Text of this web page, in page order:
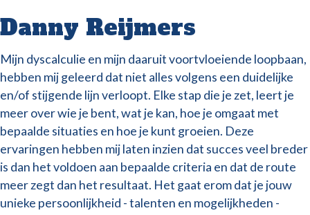
Danny Reijmers
Mijn dyscalculie en mijn daaruit voortvloeiende loopbaan,
hebben mij geleerd dat niet alles volgens een duidelijke
en/of stijgende lijn verloopt. Elke stap die je zet, leert je
meer over wie je bent, wat je kan, hoe je omgaat met
bepaalde situaties en hoe je kunt groeien. Deze
ervaringen hebben mij laten inzien dat succes veel breder
is dan het voldoen aan bepaalde criteria en dat de route
meer zegt dan het resultaat. Het gaat erom dat je jouw
unieke persoonlijkheid - talenten en mogelijkheden -